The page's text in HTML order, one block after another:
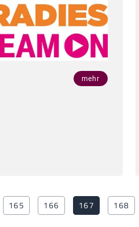
mehr
165 166 167 168